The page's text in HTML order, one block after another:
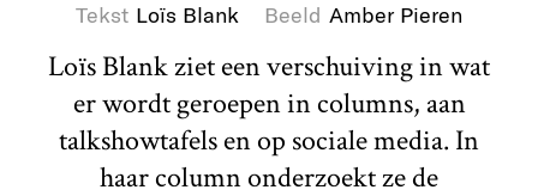
Tekst Loïs Blank Beeld Amber Pieren
Loïs Blank ziet een verschuiving in wat
er wordt geroepen in columns, aan
talkshowtafels en op sociale media. In
haar column onderzoekt ze de